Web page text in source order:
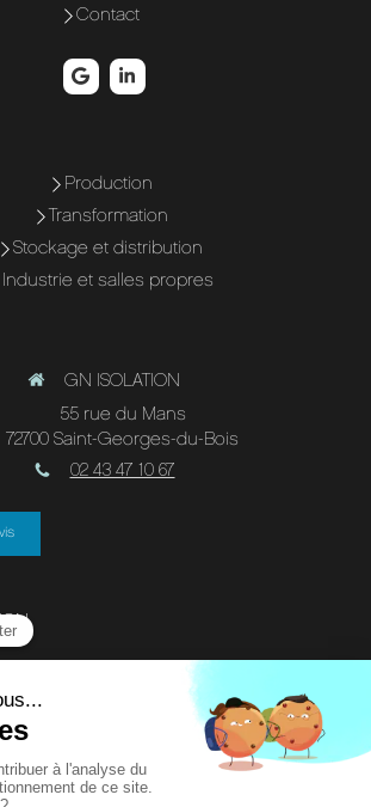
Contact
Production
Transformation
Stockage et distribution
Industrie et salles propres
GN ISOLATION
55 rue du Mans
72700 Saint-Georges-du-Bois
02 43 47 10 67